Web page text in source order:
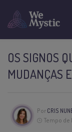
OS SIGNOS
MUDANÇAS
Por CRIS
Tempo de